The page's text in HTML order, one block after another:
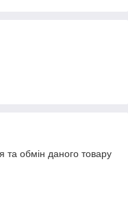
обмін даного товару